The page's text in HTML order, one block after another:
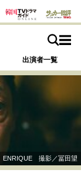
出演者一覧
ENRIQUE 撮影／冨田望